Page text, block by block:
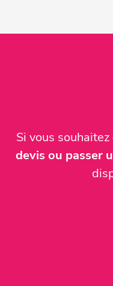
Si vous souhaitez
devis ou passer